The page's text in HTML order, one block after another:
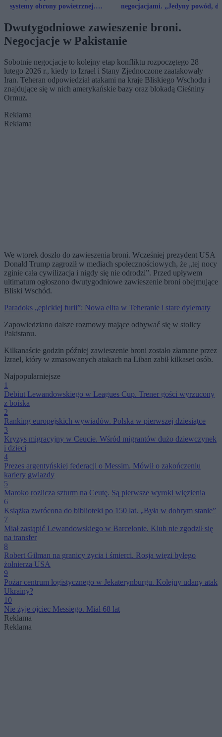
systemy obrony powietrznej.
negocjacjami. „Jedyny powód,
Dwutygodniowe zawieszenie broni.
Negocjacje w Pakistanie
Sobotnie negocjacje to kolejny etap konfliktu rozpoczętego 28
lutego 2026 r., kiedy to Izrael i Stany Zjednoczone zaatakowały
Iran. Teheran odpowiedział atakami na kraje Bliskiego Wschodu i
znajdujące się w nich amerykańskie bazy oraz blokadą Cieśniny
Ormuz.
Reklama
Reklama
We wtorek doszło do zawieszenia broni. Wcześniej prezydent USA
Donald Trump zagroził w mediach społecznościowych, że „tej nocy
zginie cała cywilizacja i nigdy się nie odrodzi”. Przed upływem
ultimatum ogłoszono dwutygodniowe zawieszenie broni obejmujące
Bliski Wschód.
Paradoks „epickiej furii”: Nowa elita w Teheranie i stare dylematy
Zapowiedziano dalsze rozmowy mające odbywać się w stolicy
Pakistanu.
Kilkanaście godzin później zawieszenie broni zostało złamane przez
Izrael, który w zmasowanych atakach na Liban zabił kilkaset osób.
Najpopularniejsze
1
Debiut Lewandowskiego w Leagues Cup. Trener gości wyrzucony
z boiska
2
Ranking europejskich wywiadów. Polska w pierwszej dziesiątce
3
Kryzys migracyjny w Ceucie. Wśród migrantów dużo dziewczynek
i dzieci
4
Prezes argentyńskiej federacji o Messim. Mówił o zakończeniu
kariery gwiazdy
5
Maroko rozlicza szturm na Ceutę. Są pierwsze wyroki więzienia
6
Książka zwrócona do biblioteki po 150 lat. „Była w dobrym stanie”
7
Miał zastąpić Lewandowskiego w Barcelonie. Klub nie zgodził się
na transfer
8
Robert Gilman na granicy życia i śmierci. Rosja więzi byłego
żołnierza USA
9
Pożar centrum logistycznego w Jekaterynburgu. Kolejny udany atak
Ukrainy?
10
Nie żyje ojciec Messiego. Miał 68 lat
Reklama
Reklama